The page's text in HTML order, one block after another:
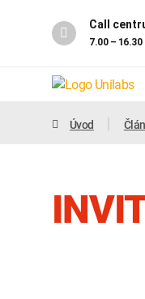
Call
7.00 – 16.30
Úvod